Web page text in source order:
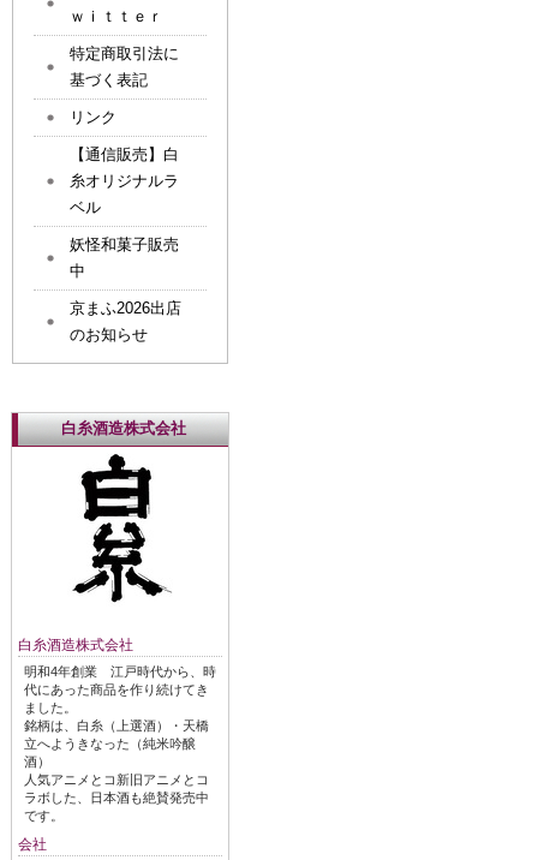
ｗｉｔｔｅｒ
特定商取引法に
基づく表記
リンク
【通信販売】白
糸オリジナルラ
ベル
妖怪和菓子販売
中
京まふ2026出店
のお知らせ
白糸酒造株式会社
白糸酒造株式会社
明和4年創業 江戸時代から、時
代にあった商品を作り続けてき
ました。
銘柄は、白糸（上選酒）・天橋
立へようきなった（純米吟醸
酒）
人気アニメとコ新旧アニメとコ
ラボした、日本酒も絶賛発売中
です。
会社